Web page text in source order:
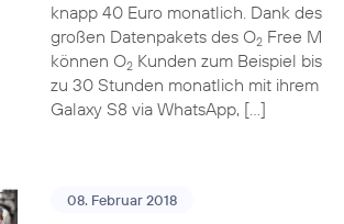
knapp 40 Euro monatlich. Dank des
großen Datenpakets des O2Free M
können O2Kunden zum Beispiel bis
zu 30 Stunden monatlich mit ihrem
Galaxy S8 via WhatsApp, […]
08. Februar 2018